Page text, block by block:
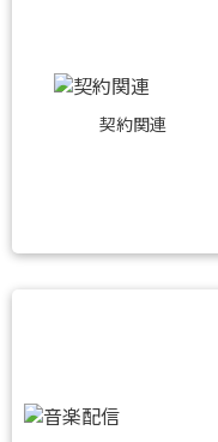
契約関連